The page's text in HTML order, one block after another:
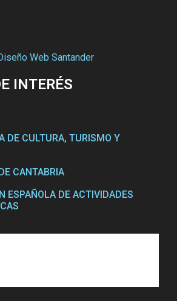
Web Santander
INTERÉS
DE CULTURA, TURISMO Y
CANTABRIA
ESPAÑOLA DE ACTIVIDADES